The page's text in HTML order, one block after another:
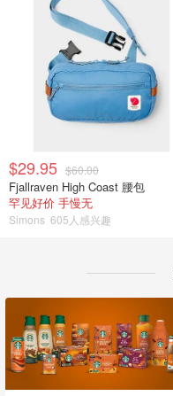
$29.95 $60.00
Fjallraven High Coast 腰包
罕见好价 手慢无
Simons 605人感兴趣